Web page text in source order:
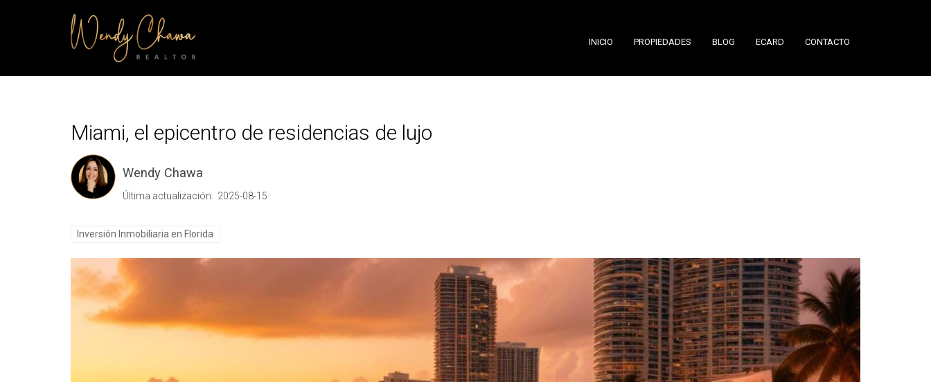
INICIO PROPIEDADES BLOG ECARD CONTACTO
Miami, el epicentro de residencias de lujo
Wendy Chawa
Última actualización: 2025-08-15
Inversión Inmobiliaria en Florida